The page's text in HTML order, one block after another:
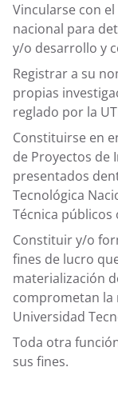
Vincularse con
nacional para
y/o desarrollo y
Registrar a su
propias
reglado por la
Constituirse en
de Proyectos de
presentados
Tecnológica
Técnica públicos
Constituir y/o
fines de lucro
materialización
comprometan la
Universidad
Toda otra
sus fines.